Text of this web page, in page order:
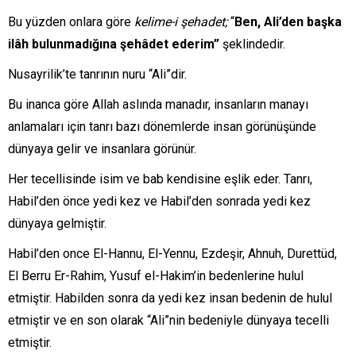
Bu yüzden onlara göre kelime-i şehadet;“Ben, Ali’den başka
ilâh bulunmadığına şehâdet ederim” şeklindedir.
Nusayrilik’te tanrının nuru “Ali”dir.
Bu inanca göre Allah aslında manadır, insanların manayı
anlamaları için tanrı bazı dönemlerde insan görünüşünde
dünyaya gelir ve insanlara görünür.
Her tecellisinde isim ve bab kendisine eşlik eder. Tanrı,
Habil’den önce yedi kez ve Habil’den sonrada yedi kez
dünyaya gelmiştir.
Habil’den once El-Hannu, El-Yennu, Ezdeşir, Ahnuh, Durettüd,
El Berru Er-Rahim, Yusuf el-Hakim’in bedenlerine hulul
etmiştir. Habilden sonra da yedi kez insan bedenin de hulul
etmiştir ve en son olarak “Ali”nin bedeniyle dünyaya tecelli
etmiştir.